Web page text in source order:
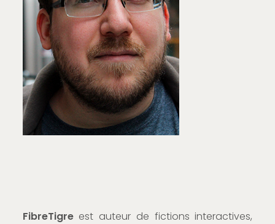
FibreTigreest auteur de fictions interactives,